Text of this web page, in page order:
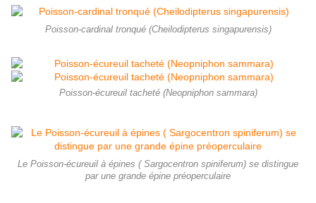
Poisson-cardinal tronqué (Cheilodipterus singapurensis)
Poisson-écureuil tacheté (Neopniphon sammara)
Le Poisson-écureuil à épines ( Sargocentron spiniferum) se distingue
par une grande épine préoperculaire